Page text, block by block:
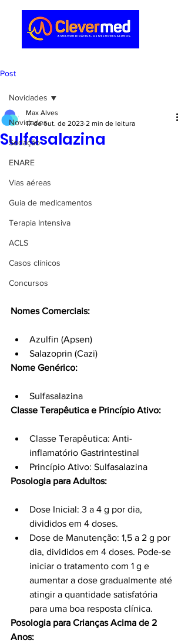
Post
Novidades
Sedação
ENARE
Vias aéreas
Guia de medicamentos
Terapia Intensiva
ACLS
Casos clínicos
Concursos
Novidades
Sulfasalazina
Max Alves
17 de out. de 2023 2 min de leitura
Nomes Comerciais:
Azulfin (Apsen)
Salazoprin (Cazi)
Nome Genérico:
Sulfasalazina
Classe Terapêutica e Princípio Ativo:
Classe Terapêutica: Anti-
inflamatório Gastrintestinal
Princípio Ativo: Sulfasalazina
Posologia para Adultos:
Dose Inicial: 3 a 4 g por dia,
divididos em 4 doses.
Dose de Manutenção: 1,5 a 2 g por
dia, divididos em 4 doses. Pode-se
iniciar o tratamento com 1 g e
aumentar a dose gradualmente até
atingir a quantidade satisfatória
para uma boa resposta clínica.
Posologia para Crianças Acima de 2
Anos: